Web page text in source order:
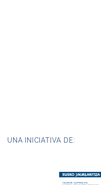
UNA INICIATIVA DE: